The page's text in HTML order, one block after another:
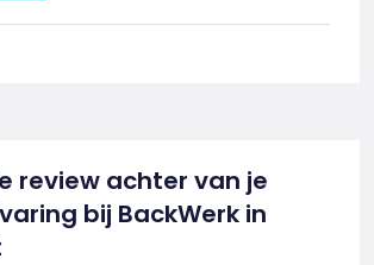
review achter van je
bij BackWerk in